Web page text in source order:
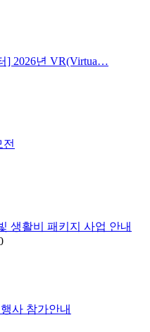
] 2026년 VR(Virtua…
생활비 패키지 사업 안내
사 참가안내